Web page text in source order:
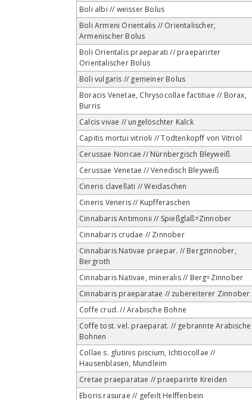
Boli albi // weisser Bolus
Boli Armeni Orientalis // Orientalischer,
Armenischer Bolus
Boli Orientalis praeparati // praeparirter
Orientalischer Bolus
Boli vulgaris // gemeiner Bolus
Boracis Venetae, Chrysocollae factitiae // Borax,
Burris
Calcis vivae // ungelöschter Kalck
Capitis mortui vitrioli // Todtenkopff von Vitriol
Cerussae Noricae // Nürnbergisch Bleyweiß
Cerussae Venetae // Venedisch Bleyweiß
Cineris clavellati // Weidaschen
Cineris Veneris // Kupfferaschen
Cinnabaris Antimonii // Spießglaß=Zinnober
Cinnabaris crudae // Zinnober
Cinnabaris Nativae praepar. // Bergzinnober,
Bergroth
Cinnabaris Nativae, mineralis // Berg=Zinnober
Cinnabaris praeparatae // zubereiterer Zinnober
Coffe crud. // Arabische Bohne
Coffe tost. vel. praeparat. // gebrannte Arabische
Bohnen
Collae s. glutinis piscium, Ichtiocollae //
Hausenblasen, Mundleim
Cretae praeparatae // praeparirte Kreiden
Eboris rasurae // gefeilt Helffenbein